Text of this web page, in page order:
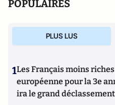
POPULAIRES
PLUS LUS
1Les Français moins
européenne pour la 3e
ira le grand déclassement